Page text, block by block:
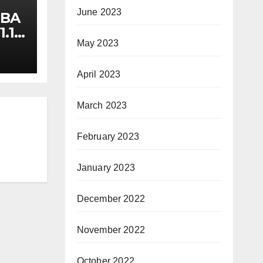
June 2023
May 2023
April 2023
March 2023
February 2023
January 2023
December 2022
November 2022
October 2022